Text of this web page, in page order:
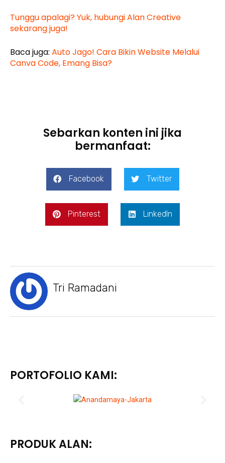
Tunggu apalagi? Yuk, hubungi Alan Creative
sekarang juga!
Baca juga: Auto Jago! Cara Bikin Website Melalui
Canva Code, Emang Bisa?
Sebarkan konten ini jika
bermanfaat:
Facebook Twitter
Pinterest LinkedIn
Tri Ramadani
PORTOFOLIO KAMI:
PRODUK ALAN: